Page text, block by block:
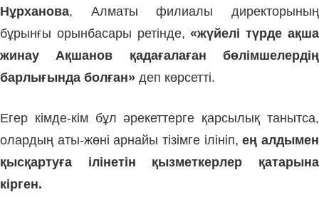
Нұрханова, Алматы филиалы директорының
бұрынғы орынбасары ретінде,«жүйелі түрде ақша
жинау Ақшанов қадағалаған бөлімшелердің
барлығында болған» деп көрсетті.
Егер кімде-кім бұл әрекеттерге қарсылық танытса,
олардың аты-жөні арнайы тізімге ілініп,ең алдымен
қысқартуға ілінетін қызметкерлер қатарына
кірген.